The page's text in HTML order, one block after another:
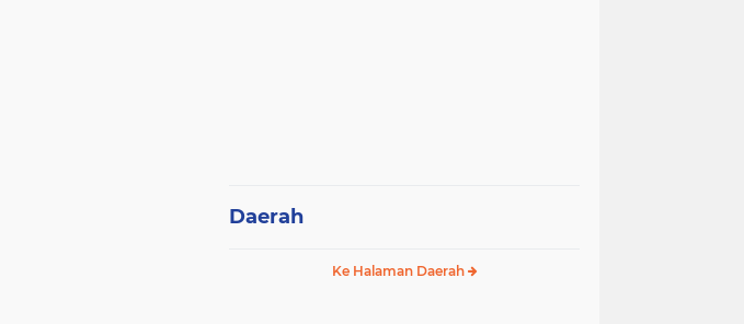
Daerah
Ke Halaman Daerah